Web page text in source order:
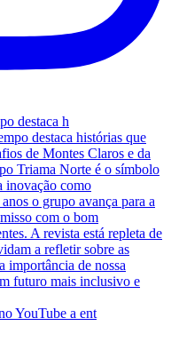
destaca h
YouTube a ent